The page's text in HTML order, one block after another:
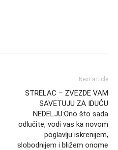
Next article
STRELAC – ZVEZDE VAM
SAVETUJU ZA IDUĆU
NEDELJU:Ono što sada
odlučite, vodi vas ka novom
poglavlju iskrenijem,
slobodnijem i bližem onome